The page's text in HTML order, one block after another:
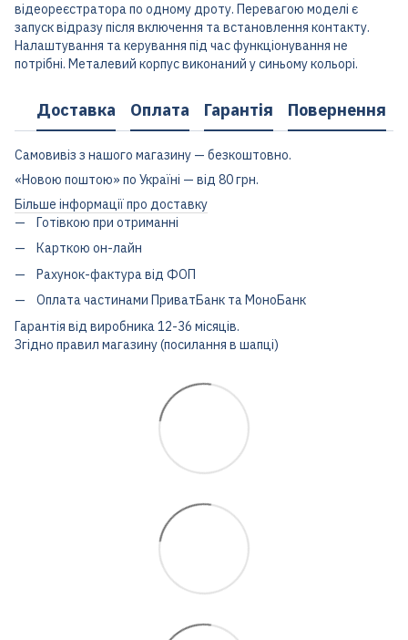
відеореєстратора по одному дроту. Перевагою моделі є
запуск відразу після включення та встановлення контакту.
Налаштування та керування під час функціонування не
потрібні. Металевий корпус виконаний у синьому кольорі.
Доставка Оплата Гарантія Повернення
Самовивіз з нашого магазину — безкоштовно.
«Новою поштою» по Україні — від 80 грн.
Більше інформації про доставку
Готівкою при отриманні
Карткою он-лайн
Рахунок-фактура від ФОП
Оплата частинами ПриватБанк та МоноБанк
Гарантія від виробника 12-36 місяців.
Згідно правил магазину (посилання в шапці)